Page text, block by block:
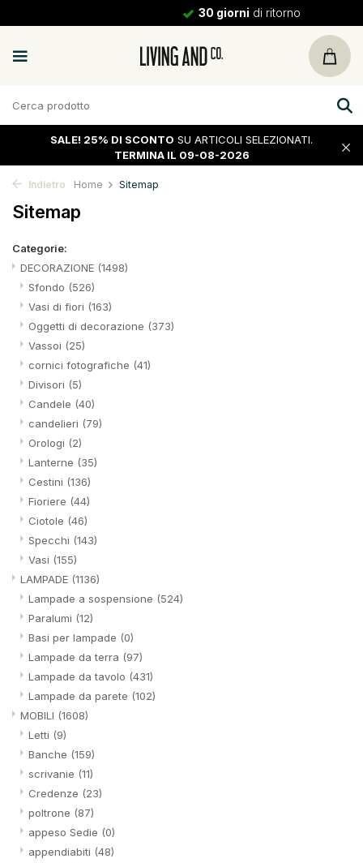
30 giornidi ritorno
SALE! 25% DI SCONTO SU ARTICOLI SELEZIONATI.
TERMINA IL 09-08-2026
Indietro Home Sitemap
Sitemap
Categorie:
DECORAZIONE (1498)
Sfondo (526)
Vasi di fiori (163)
Oggetti di decorazione (373)
Vassoi (25)
cornici fotografiche (41)
Divisori (5)
Candele (40)
candelieri (79)
Orologi (2)
Lanterne (35)
Cestini (136)
Fioriere (44)
Ciotole (46)
Specchi (143)
Vasi (155)
LAMPADE (1136)
Lampade a sospensione (524)
Paralumi (12)
Basi per lampade (0)
Lampade da terra (97)
Lampade da tavolo (431)
Lampade da parete (102)
MOBILI (1608)
Letti (9)
Banche (159)
scrivanie (11)
Credenze (23)
poltrone (87)
appeso Sedie (0)
appendiabiti (48)